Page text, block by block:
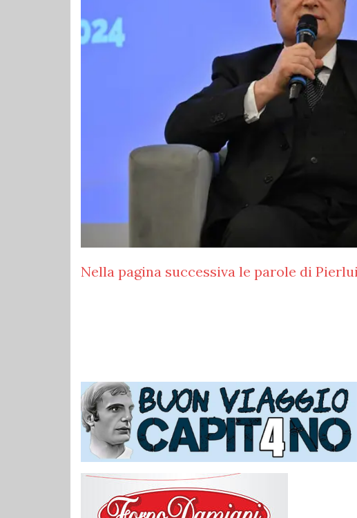
Nella pagina successiva le parole di